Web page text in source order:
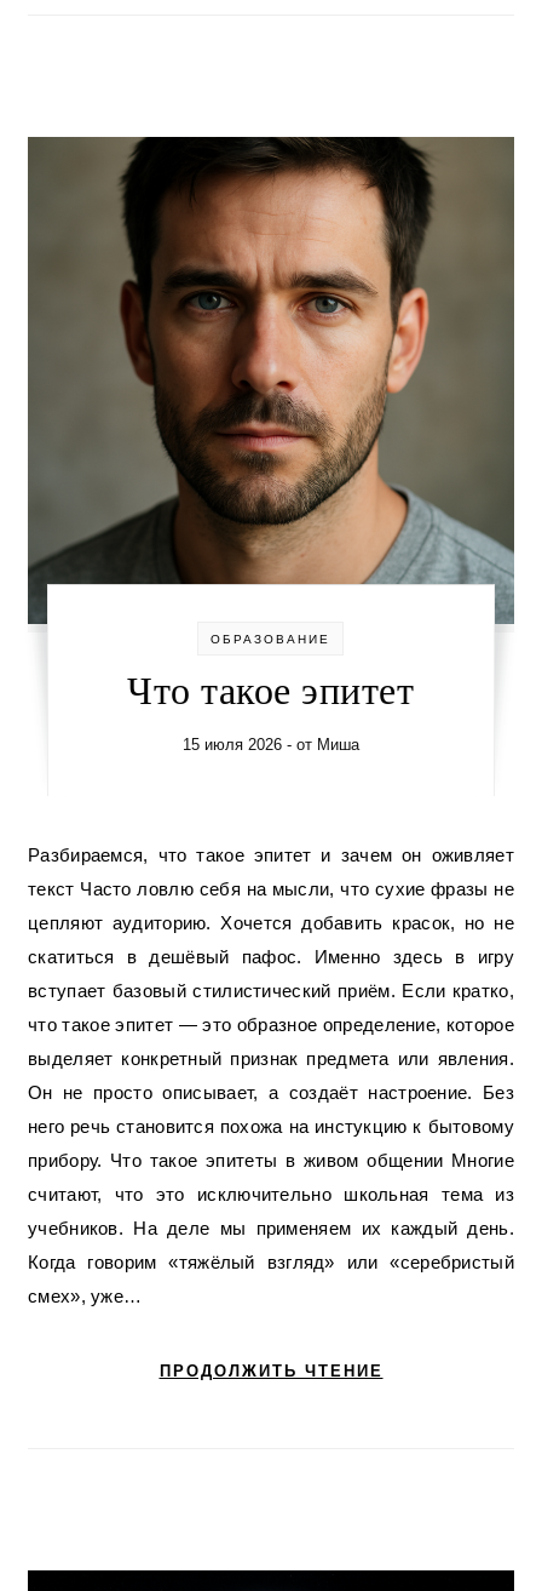
ОБРАЗОВАНИЕ
Что такое эпитет
15 июля 2026 - от Миша
Разбираемся, что такое эпитет и зачем он оживляет
текст Часто ловлю себя на мысли, что сухие фразы не
цепляют аудиторию. Хочется добавить красок, но не
скатиться в дешёвый пафос. Именно здесь в игру
вступает базовый стилистический приём. Если кратко,
что такое эпитет — это образное определение, которое
выделяет конкретный признак предмета или явления.
Он не просто описывает, а создаёт настроение. Без
него речь становится похожа на инстукцию к бытовому
прибору. Что такое эпитеты в живом общении Многие
считают, что это исключительно школьная тема из
учебников. На деле мы применяем их каждый день.
Когда говорим «тяжёлый взгляд» или «серебристый
смех», уже…
ПРОДОЛЖИТЬ ЧТЕНИЕ